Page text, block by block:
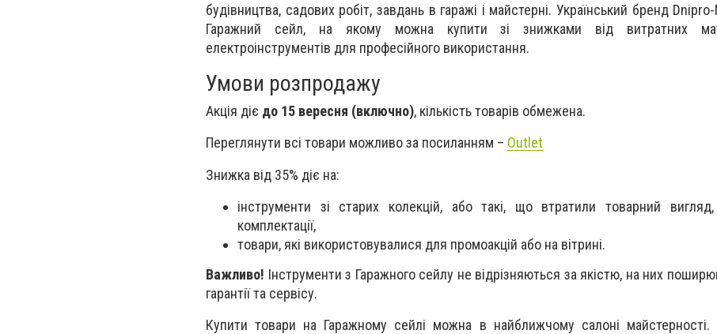
будівництва, садових робіт, завдань в гаражі і майстерні. Український бренд
Гаражний сейл, на якому можна купити зі знижками від витратних
електроінструментів для професійного використання.
Умови розпродажу
Акція діє до 15 вересня (включно), кількість товарів обмежена.
Переглянути всі товари можливо за посиланням – Outlet
Знижка від 35% діє на:
інструменти зі старих колекцій, або такі, що втратили товарний
комплектації,
товари, які використовувалися для промоакцій або на вітрині.
Важливо! Інструменти з Гаражного сейлу не відрізняються за якістю, на них
гарантії та сервісу.
Купити товари на Гаражному сейлі можна в найближчому салоні